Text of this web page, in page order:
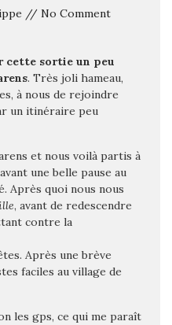
// No Comment
cette sortie un peu
. Très joli hameau,
à nous de rejoindre
un itinéraire peu
et nous voilà partis à
une belle pause au
Après quoi nous nous
, avant de redescendre
contre la
Après une brève
faciles au village de
les gps, ce qui me paraît